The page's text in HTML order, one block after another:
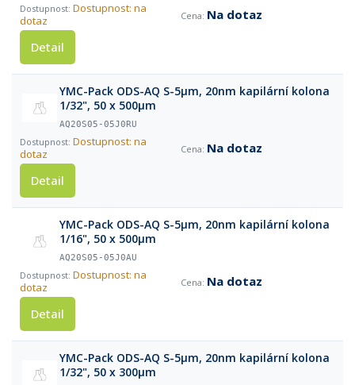
Dostupnost: na
dotaz
Na dotaz
Detail
YMC-Pack ODS-AQ S-5µm, 20nm kapilární kolona
1/32", 50 x 500µm
AQ20S05-05J0RU
Dostupnost: na
dotaz
Na dotaz
Detail
YMC-Pack ODS-AQ S-5µm, 20nm kapilární kolona
1/16", 50 x 500µm
AQ20S05-05J0AU
Dostupnost: na
dotaz
Na dotaz
Detail
YMC-Pack ODS-AQ S-5µm, 20nm kapilární kolona
1/32", 50 x 300µm